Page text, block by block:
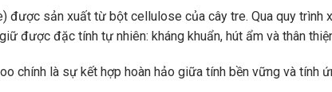
được sản xuất từ bột cellulose của cây tre. Qua quy trình
được đặc tính tự nhiên: kháng khuẩn, hút ẩm và thân
chính là sự kết hợp hoàn hảo giữa tính bền vững và tính